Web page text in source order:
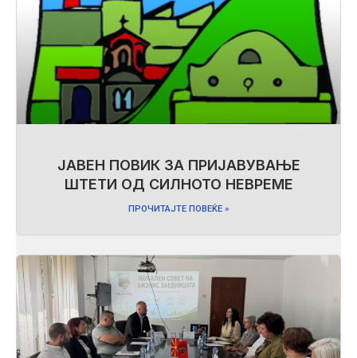
ЈАВЕН ПОВИК ЗА ПРИЈАВУВАЊЕ
ШТЕТИ ОД СИЛНОТО НЕВРЕМЕ
ПРОЧИТАЈТЕ ПОВЕЌЕ »